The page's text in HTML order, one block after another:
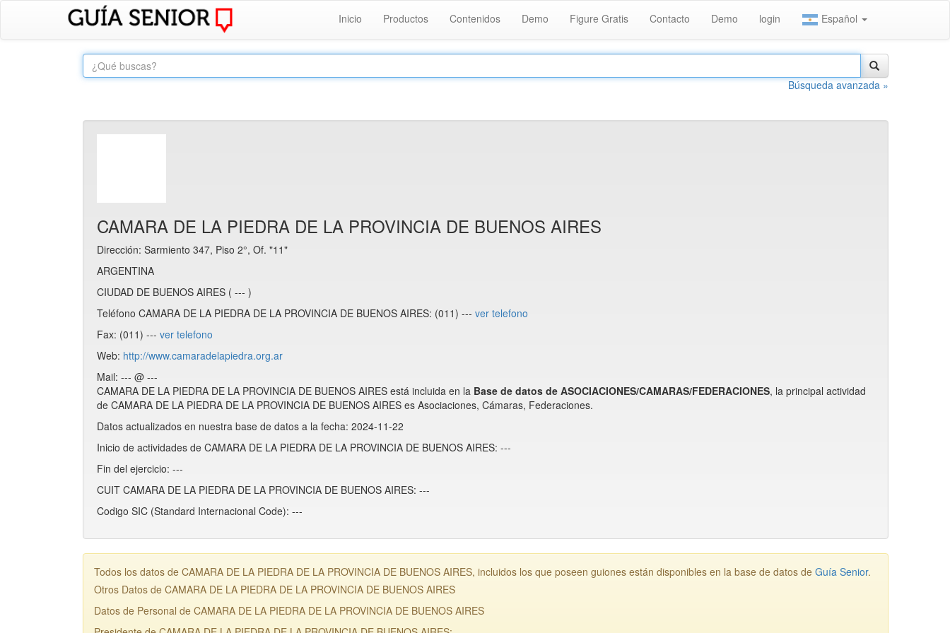
Inicio Productos Contenidos Demo Figure Gratis Contacto Demo login Español
Búsqueda avanzada »
CAMARA DE LA PIEDRA DE LA PROVINCIA DE BUENOS AIRES
Dirección: Sarmiento 347, Piso 2°, Of. "11"
ARGENTINA
CIUDAD DE BUENOS AIRES ( --- )
Teléfono CAMARA DE LA PIEDRA DE LA PROVINCIA DE BUENOS AIRES: (011) --- ver telefono
Fax: (011) --- ver telefono
Web: http://www.camaradelapiedra.org.ar
Mail: --- @ ---
CAMARA DE LA PIEDRA DE LA PROVINCIA DE BUENOS AIRES está incluida en la Base de datos de ASOCIACIONES/CAMARAS/FEDERACIONES, la principal actividad
de CAMARA DE LA PIEDRA DE LA PROVINCIA DE BUENOS AIRES es Asociaciones, Cámaras, Federaciones.
Datos actualizados en nuestra base de datos a la fecha: 2024-11-22
Inicio de actividades de CAMARA DE LA PIEDRA DE LA PROVINCIA DE BUENOS AIRES: ---
Fin del ejercicio: ---
CUIT CAMARA DE LA PIEDRA DE LA PROVINCIA DE BUENOS AIRES: ---
Codigo SIC (Standard Internacional Code): ---
Todos los datos de CAMARA DE LA PIEDRA DE LA PROVINCIA DE BUENOS AIRES, incluidos los que poseen guiones están disponibles en la base de datos de Guía Senior.
Otros Datos de CAMARA DE LA PIEDRA DE LA PROVINCIA DE BUENOS AIRES
Datos de Personal de CAMARA DE LA PIEDRA DE LA PROVINCIA DE BUENOS AIRES